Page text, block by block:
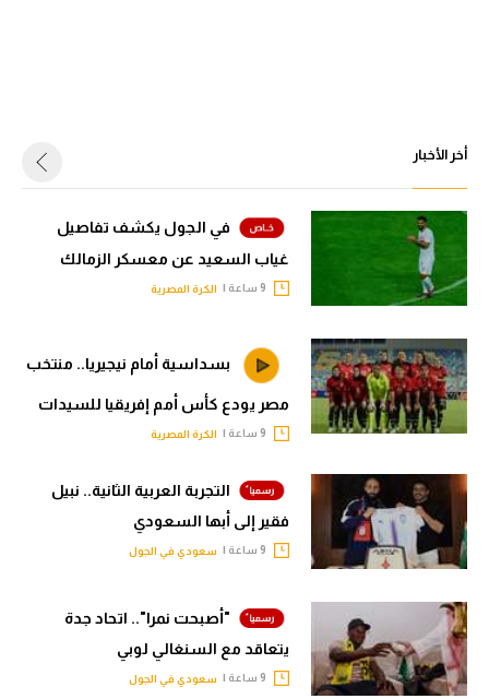
أخر الأخبار
في الجول يكشف تفاصيل
غياب السعيد عن معسكر الزمالك
الكرة المصرية
بسداسية أمام نيجيريا.. منتخب
مصر يودع كأس أمم إفريقيا للسيدات
الكرة المصرية
التجربة العربية الثانية.. نبيل
فقير إلى أبها السعودي
سعودي في الجول
"أصبحت نمرا".. اتحاد جدة
يتعاقد مع السنغالي لوبي
سعودي في الجول